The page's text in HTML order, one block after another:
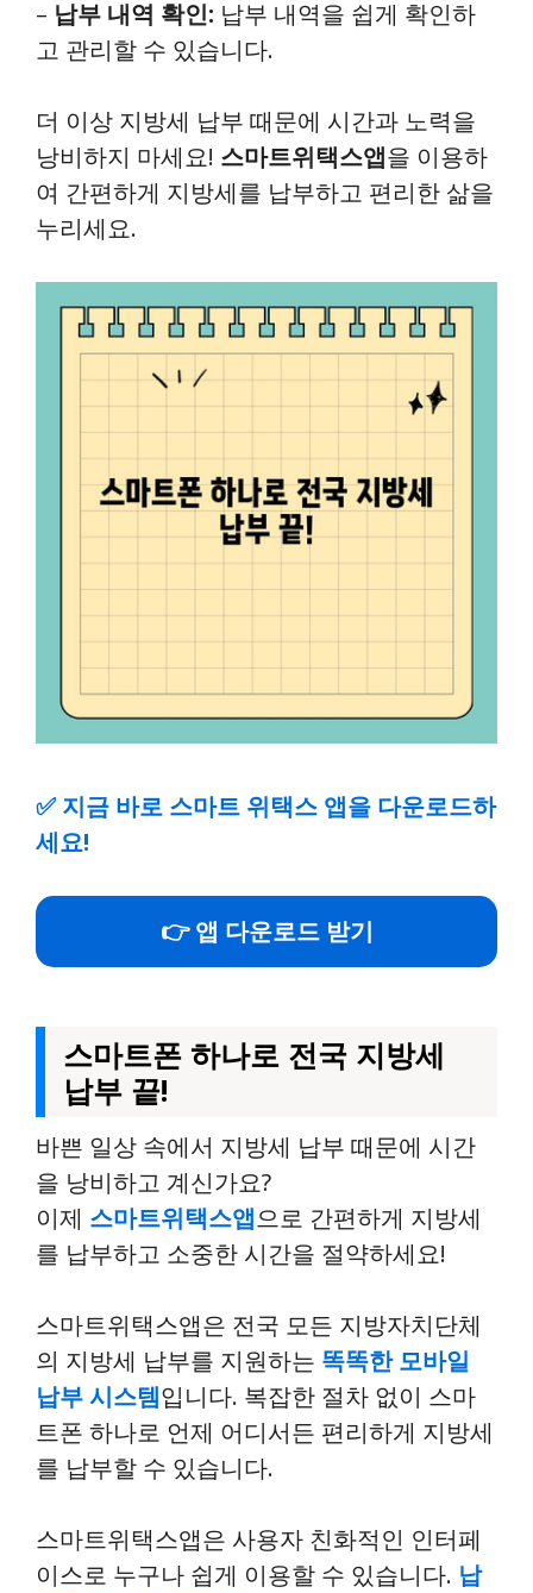
– 납부 내역 확인: 납부 내역을 쉽게 확인하
고 관리할 수 있습니다.
더 이상 지방세 납부 때문에 시간과 노력을
낭비하지 마세요! 스마트위택스앱을 이용하
여 간편하게 지방세를 납부하고 편리한 삶을
누리세요.
✅ 지금 바로 스마트 위택스 앱을 다운로드하
세요!
👉 앱 다운로드 받기
스마트폰 하나로 전국 지방세
납부 끝!
바쁜 일상 속에서 지방세 납부 때문에 시간
을 낭비하고 계신가요?
이제 스마트위택스앱으로 간편하게 지방세
를 납부하고 소중한 시간을 절약하세요!
스마트위택스앱은 전국 모든 지방자치단체
의 지방세 납부를 지원하는 똑똑한 모바일
납부 시스템입니다. 복잡한 절차 없이 스마
트폰 하나로 언제 어디서든 편리하게 지방세
를 납부할 수 있습니다.
스마트위택스앱은 사용자 친화적인 인터페
이스로 누구나 쉽게 이용할 수 있습니다. 납